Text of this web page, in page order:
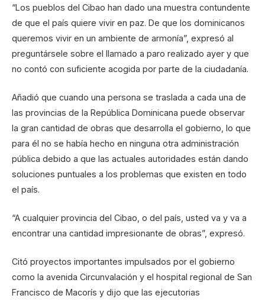
“Los pueblos del Cibao han dado una muestra contundente
de que el país quiere vivir en paz. De que los dominicanos
queremos vivir en un ambiente de armonía”, expresó al
preguntársele sobre el llamado a paro realizado ayer y que
no contó con suficiente acogida por parte de la ciudadanía.
Añadió que cuando una persona se traslada a cada una de
las provincias de la República Dominicana puede observar
la gran cantidad de obras que desarrolla el gobierno, lo que
para él no se había hecho en ninguna otra administración
pública debido a que las actuales autoridades están dando
soluciones puntuales a los problemas que existen en todo
el país.
“A cualquier provincia del Cibao, o del país, usted va y va a
encontrar una cantidad impresionante de obras”, expresó.
Citó proyectos importantes impulsados por el gobierno
como la avenida Circunvalación y el hospital regional de San
Francisco de Macorís y dijo que las ejecutorias